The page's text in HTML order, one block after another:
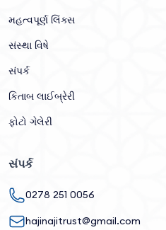
મહત્વપૂર્ણ લિંક્સ
સંસ્થા વિષે
સંપર્ક
કિતાબ લાઈબ્રેરી
ફોટો ગેલેરી
સંપર્ક
0278 251 0056
hajinajitrust@gmail.com